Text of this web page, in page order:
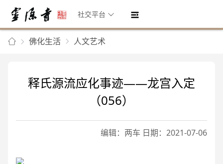
社交平台
佛化生活 人文艺术
释氏源流应化事迹——龙宫入定
（056）
编辑：两车 日期：2021-07-06